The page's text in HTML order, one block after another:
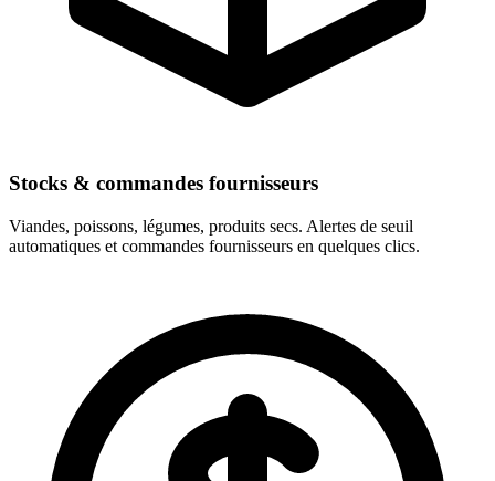
Stocks & commandes fournisseurs
Viandes, poissons, légumes, produits secs. Alertes de seuil
automatiques et commandes fournisseurs en quelques clics.